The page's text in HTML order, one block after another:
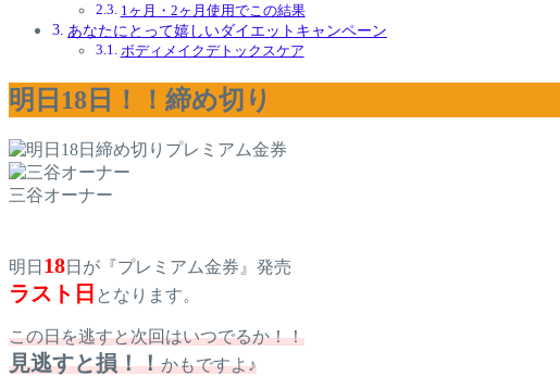
1ヶ月・2ヶ月使用でこの結果
あなたにとって嬉しいダイエットキャンペーン
ボディメイクデトックスケア
明日18日！！締め切り
三谷オーナー
明日 18日が『プレミアム金券』発売
ラスト日 となります。
この日を逃すと次回はいつでるか！！
見逃すと損！！かもですよ♪